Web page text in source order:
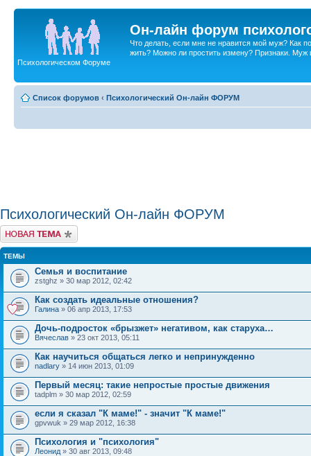
Он-лайн форум
Что делать, если мне не нравится мой муж? Как
жить? Можно ли простить измену? Признаки. Муж
Психологическом Форуме
Список форумов ‹ Психологический Он-лайн ФОРУМ
Психологический Он-лайн ФОРУМ
Новая тема
ТЕМЫ
Семья и воспитание
zstghz » 30 мар 2012, 02:42
Как создать идеальные отношения?
Галина » 06 апр 2013, 17:53
Дочь-подросток «брызжет» негативом, как старуха…
Вячеслав » 23 окт 2013, 05:11
Как научиться общаться легко и непринужденно
nadlary » 14 июн 2013, 01:09
Первый месяц: такие непростые простые движения
tadplm » 30 мар 2012, 02:59
если я сказал "К маме!" - значит "К маме!"
gpvwuk » 29 мар 2012, 16:38
Психология и "психология"
Леонид » 30 авг 2013, 09:48